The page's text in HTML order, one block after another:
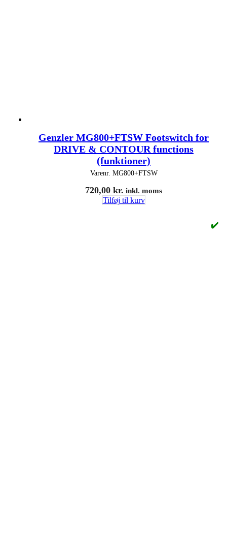
Genzler MG800+FTSW Footswitch for
DRIVE & CONTOUR functions
(funktioner)
Varenr. MG800+FTSW
720,00 kr. inkl. moms
Tilføj til kurv
✔️